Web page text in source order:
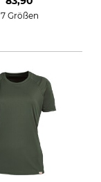
7 Größen